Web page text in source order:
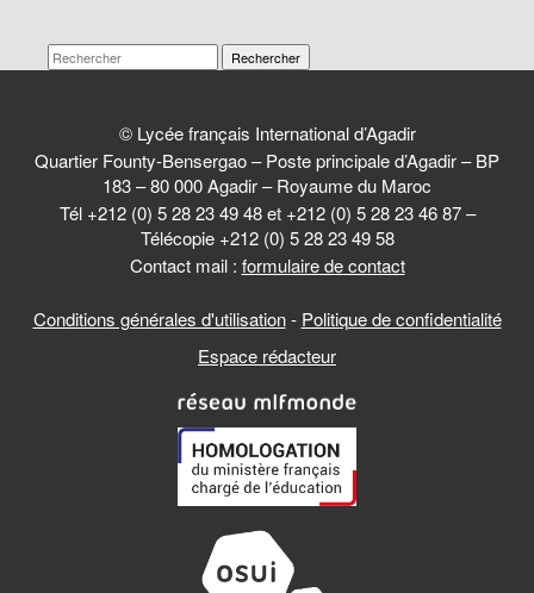
Rechercher
© Lycée français International d’Agadir
Quartier Founty-Bensergao – Poste principale d’Agadir – BP
183 – 80 000 Agadir – Royaume du Maroc
Tél +212 (0) 5 28 23 49 48 et +212 (0) 5 28 23 46 87 –
Télécopie +212 (0) 5 28 23 49 58
Contact mail : formulaire de contact
Conditions générales d'utilisation- Politique de confidentialité
Espace rédacteur